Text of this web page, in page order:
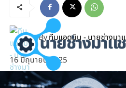
Byทีมแอดมิน - นายช่างมา
16 มิถุนายน 2025